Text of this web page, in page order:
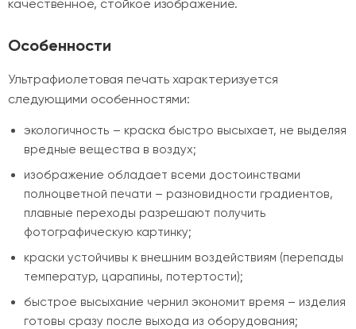
качественное, стойкое изображение.
Особенности
Ультрафиолетовая печать характеризуется
следующими особенностями:
экологичность – краска быстро высыхает, не выделяя
вредные вещества в воздух;
изображение обладает всеми достоинствами
полноцветной печати – разновидности градиентов,
плавные переходы разрешают получить
фотографическую картинку;
краски устойчивы к внешним воздействиям (перепады
температур, царапины, потертости);
быстрое высыхание чернил экономит время – изделия
готовы сразу после выхода из оборудования;